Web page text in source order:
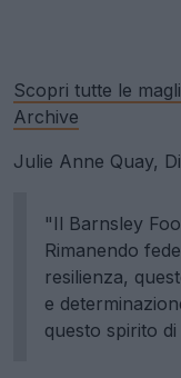
Scopri tutte le
Archive
Julie Anne Quay,
"Il Barnsley
Rimanendo
resilienza,
e
questo spirito